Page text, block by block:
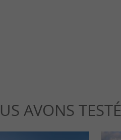
AVONS TESTÉ